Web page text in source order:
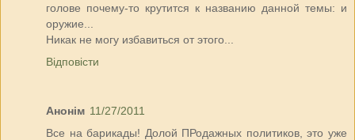
голове почему-то крутится к названию данной темы: и
оружие...
Никак не могу избавиться от этого...
Відповісти
Анонім 11/27/2011
Все на барикады! Долой ПРодажных политиков, это уже